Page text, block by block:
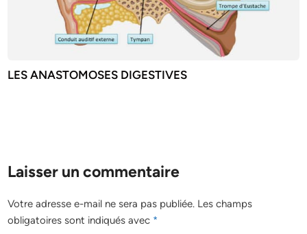
LES ANASTOMOSES DIGESTIVES
Laisser un commentaire
Votre adresse e-mail ne sera pas publiée. Les champs
obligatoires sont indiqués avec *